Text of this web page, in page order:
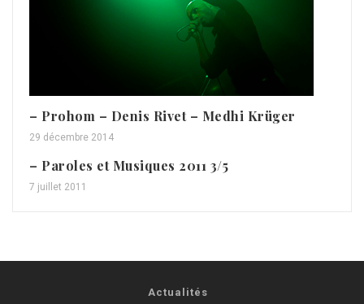
– Prohom – Denis Rivet – Medhi Krüger
29 décembre 2014
– Paroles et Musiques 2011 3/5
7 juillet 2011
Actualités